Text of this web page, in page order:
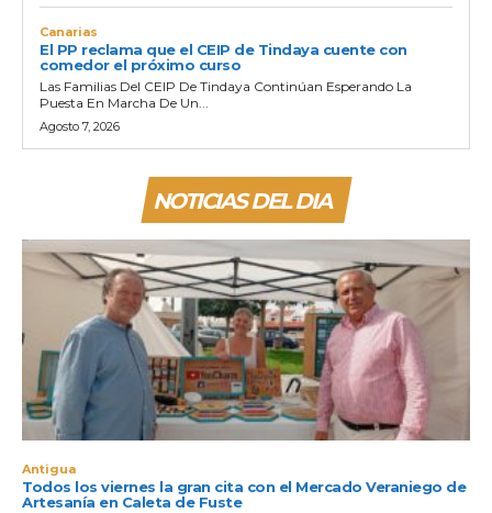
Canarias
El PP reclama que el CEIP de Tindaya cuente con
comedor el próximo curso
Las Familias Del CEIP De Tindaya Continúan Esperando La
Puesta En Marcha De Un...
Agosto 7, 2026
NOTICIAS DEL DIA
Antigua
Todos los viernes la gran cita con el Mercado Veraniego de
Artesanía en Caleta de Fuste